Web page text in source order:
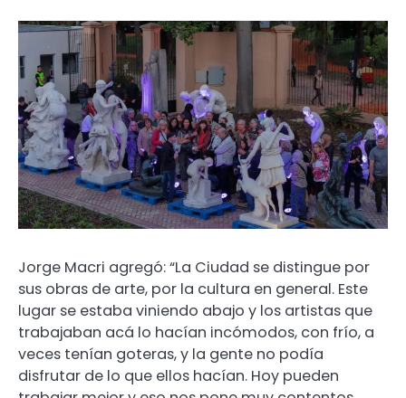
Jorge Macri agregó: “La Ciudad se distingue por
sus obras de arte, por la cultura en general. Este
lugar se estaba viniendo abajo y los artistas que
trabajaban acá lo hacían incómodos, con frío, a
veces tenían goteras, y la gente no podía
disfrutar de lo que ellos hacían. Hoy pueden